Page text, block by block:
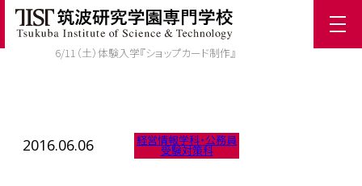
ホーム / TIST News /
6/11（土）体験入学『ショップカード制作』
2016.06.06 経営情報学科・公務員
受験対策科